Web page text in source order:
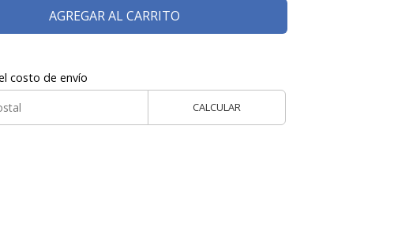
AGREGAR AL CARRITO
costo de envío
CALCULAR